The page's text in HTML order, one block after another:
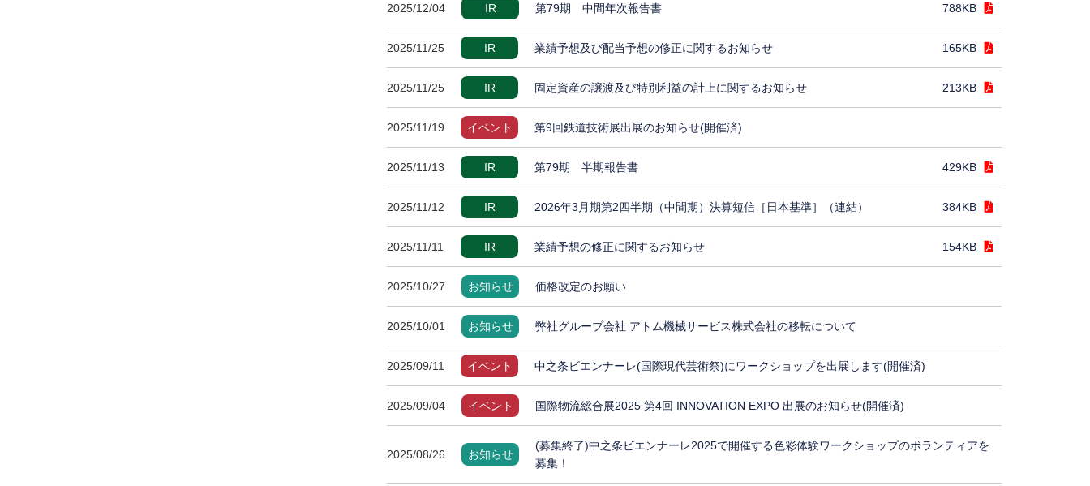
2025/12/04 IR 第79期 中間年次報告書 788KB
2025/11/25 IR 業績予想及び配当予想の修正に関するお知らせ 165KB
2025/11/25 IR 固定資産の譲渡及び特別利益の計上に関するお知らせ 213KB
2025/11/19 イベント 第9回鉄道技術展出展のお知らせ(開催済)
2025/11/13 IR 第79期 半期報告書 429KB
2025/11/12 IR 2026年3月期第2四半期（中間期）決算短信［日本基準］（連結） 384KB
2025/11/11 IR 業績予想の修正に関するお知らせ 154KB
2025/10/27 お知らせ 価格改定のお願い
2025/10/01 お知らせ 弊社グループ会社 アトム機械サービス株式会社の移転について
2025/09/11 イベント 中之条ビエンナーレ(国際現代芸術祭)にワークショップを出展します(開催済)
2025/09/04 イベント 国際物流総合展2025 第4回 INNOVATION EXPO 出展のお知らせ(開催済)
2025/08/26 お知らせ
(募集終了)中之条ビエンナーレ2025で開催する色彩体験ワークショップのボランティアを
募集！